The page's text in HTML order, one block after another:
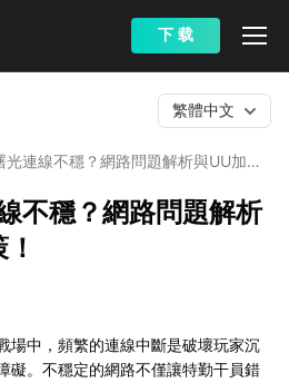
下 载
光連線不穩？網路問題解析與UU加速
繁體中文
不穩？網路問題解析
場中，頻繁的連線中斷是破壞玩家沉
礙。不穩定的網路不僅讓特勤干員錯